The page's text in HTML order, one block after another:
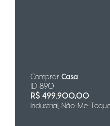
Comprar Casa
ID 890
R$ 499.900,00
Industrial, Não-Me-